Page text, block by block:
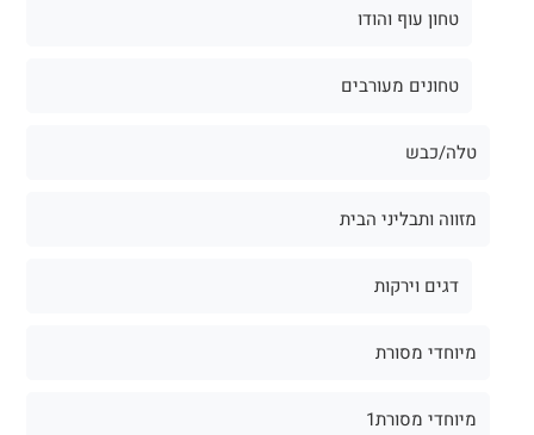
טחון עוף והודו
טחונים מעורבים
טלה/כבש
מזווה ותבליני הבית
דגים וירקות
מיוחדי מסורת
מיוחדי מסורת1